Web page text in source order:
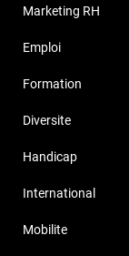
Marketing RH
Emploi
Formation
Diversite
Handicap
International
Mobilite